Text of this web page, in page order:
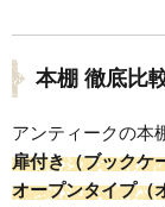
本棚 徹底比
アンティークの本
扉付き（ブックケ
オープンタイプ（